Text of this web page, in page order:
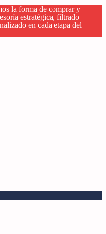
la forma de comprar y
estratégica, filtrado
en cada etapa del